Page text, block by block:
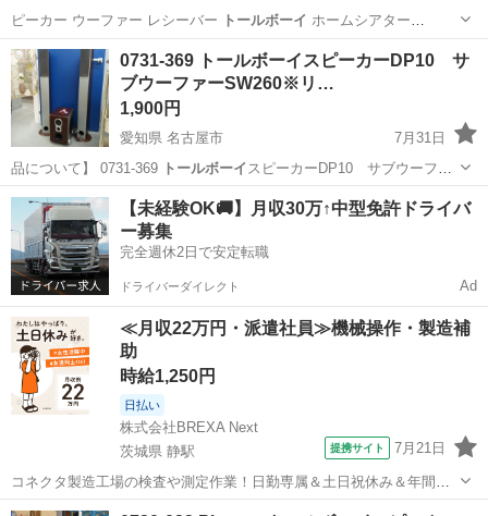
ピーカー ウーファー レシーバー
トールボーイ ホームシアター
Pioneer …
東京 足立区 オーディオ
0731-369 トールボーイスピーカーDP10 サ
ブウーファーSW260※リ…
1,900円
愛知県 名古屋市
7月31日
品について】 0731-369
トールボーイ スピーカーDP10 サブウーファ
ー…
愛知 名古屋市 オーディオ トールボーイ
【未経験OK🚚】月収30万↑中型免許ドライバ
ー募集
完全週休2日で安定転職
ドライバーダイレクト Ad
≪月収22万円・派遣社員≫機械操作・製造補
助
時給1,250円
日払い
株式会社BREXA Next
茨城県 静駅
提携サイト 7月21日
コネクタ製造工場の検査や測定作業！日勤専属＆土日祝休み＆年間休
日128日★クリーンルーム内作業★マイカー通勤OK＆無料駐車場あり
茨城 常陸大宮市 その他